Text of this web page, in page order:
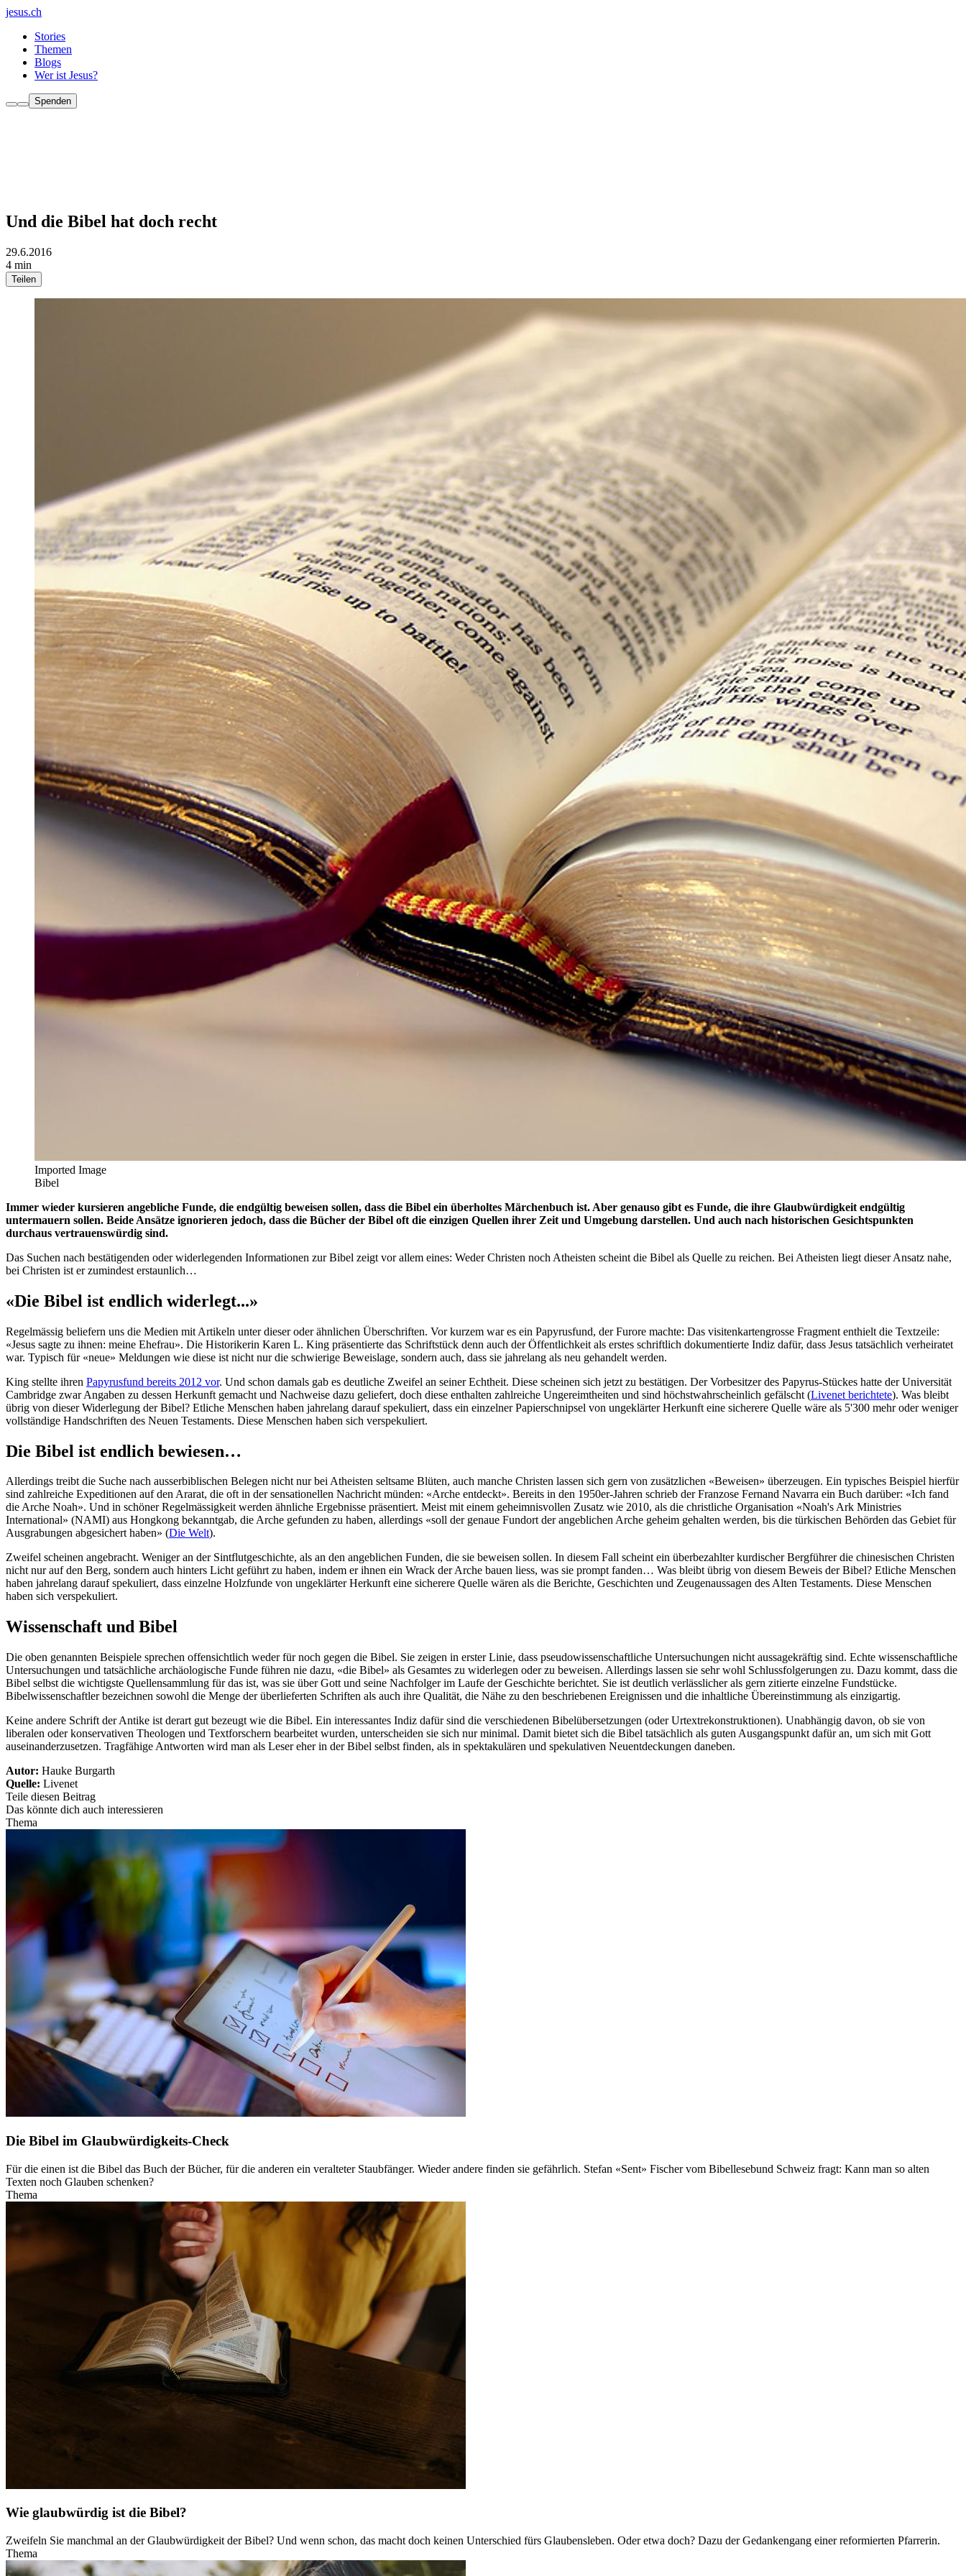
jesus.ch
Stories
Themen
Blogs
Wer ist Jesus?
Spenden
Und die Bibel hat doch recht
29.6.2016
4 min
Teilen
Imported Image
Bibel
Immer wieder kursieren angebliche Funde, die endgültig beweisen sollen, dass die Bibel ein überholtes Märchenbuch ist. Aber genauso gibt es Funde, die ihre Glaubwürdigkeit endgültig
untermauern sollen. Beide Ansätze ignorieren jedoch, dass die Bücher der Bibel oft die einzigen Quellen ihrer Zeit und Umgebung darstellen. Und auch nach historischen Gesichtspunkten
durchaus vertrauenswürdig sind.
Das Suchen nach bestätigenden oder widerlegenden Informationen zur Bibel zeigt vor allem eines: Weder Christen noch Atheisten scheint die Bibel als Quelle zu reichen. Bei Atheisten liegt dieser Ansatz nahe,
bei Christen ist er zumindest erstaunlich…
«Die Bibel ist endlich widerlegt...»
Regelmässig beliefern uns die Medien mit Artikeln unter dieser oder ähnlichen Überschriften. Vor kurzem war es ein Papyrusfund, der Furore machte: Das visitenkartengrosse Fragment enthielt die Textzeile:
«Jesus sagte zu ihnen: meine Ehefrau». Die Historikerin Karen L. King präsentierte das Schriftstück denn auch der Öffentlichkeit als erstes schriftlich dokumentierte Indiz dafür, dass Jesus tatsächlich verheiratet
war. Typisch für «neue» Meldungen wie diese ist nicht nur die schwierige Beweislage, sondern auch, dass sie jahrelang als neu gehandelt werden.
King stellte ihren Papyrusfund bereits 2012 vor. Und schon damals gab es deutliche Zweifel an seiner Echtheit. Diese scheinen sich jetzt zu bestätigen. Der Vorbesitzer des Papyrus-Stückes hatte der Universität
Cambridge zwar Angaben zu dessen Herkunft gemacht und Nachweise dazu geliefert, doch diese enthalten zahlreiche Ungereimtheiten und sind höchstwahrscheinlich gefälscht (Livenet berichtete). Was bleibt
übrig von dieser Widerlegung der Bibel? Etliche Menschen haben jahrelang darauf spekuliert, dass ein einzelner Papierschnipsel von ungeklärter Herkunft eine sicherere Quelle wäre als 5'300 mehr oder weniger
vollständige Handschriften des Neuen Testaments. Diese Menschen haben sich verspekuliert.
Die Bibel ist endlich bewiesen…
Allerdings treibt die Suche nach ausserbiblischen Belegen nicht nur bei Atheisten seltsame Blüten, auch manche Christen lassen sich gern von zusätzlichen «Beweisen» überzeugen. Ein typisches Beispiel hierfür
sind zahlreiche Expeditionen auf den Ararat, die oft in der sensationellen Nachricht münden: «Arche entdeckt». Bereits in den 1950er-Jahren schrieb der Franzose Fernand Navarra ein Buch darüber: «Ich fand
die Arche Noah». Und in schöner Regelmässigkeit werden ähnliche Ergebnisse präsentiert. Meist mit einem geheimnisvollen Zusatz wie 2010, als die christliche Organisation «Noah's Ark Ministries
International» (NAMI) aus Hongkong bekanntgab, die Arche gefunden zu haben, allerdings «soll der genaue Fundort der angeblichen Arche geheim gehalten werden, bis die türkischen Behörden das Gebiet für
Ausgrabungen abgesichert haben» (Die Welt).
Zweifel scheinen angebracht. Weniger an der Sintflutgeschichte, als an den angeblichen Funden, die sie beweisen sollen. In diesem Fall scheint ein überbezahlter kurdischer Bergführer die chinesischen Christen
nicht nur auf den Berg, sondern auch hinters Licht geführt zu haben, indem er ihnen ein Wrack der Arche bauen liess, was sie prompt fanden… Was bleibt übrig von diesem Beweis der Bibel? Etliche Menschen
haben jahrelang darauf spekuliert, dass einzelne Holzfunde von ungeklärter Herkunft eine sicherere Quelle wären als die Berichte, Geschichten und Zeugenaussagen des Alten Testaments. Diese Menschen
haben sich verspekuliert.
Wissenschaft und Bibel
Die oben genannten Beispiele sprechen offensichtlich weder für noch gegen die Bibel. Sie zeigen in erster Linie, dass pseudowissenschaftliche Untersuchungen nicht aussagekräftig sind. Echte wissenschaftliche
Untersuchungen und tatsächliche archäologische Funde führen nie dazu, «die Bibel» als Gesamtes zu widerlegen oder zu beweisen. Allerdings lassen sie sehr wohl Schlussfolgerungen zu. Dazu kommt, dass die
Bibel selbst die wichtigste Quellensammlung für das ist, was sie über Gott und seine Nachfolger im Laufe der Geschichte berichtet. Sie ist deutlich verlässlicher als gern zitierte einzelne Fundstücke.
Bibelwissenschaftler bezeichnen sowohl die Menge der überlieferten Schriften als auch ihre Qualität, die Nähe zu den beschriebenen Ereignissen und die inhaltliche Übereinstimmung als einzigartig.
Keine andere Schrift der Antike ist derart gut bezeugt wie die Bibel. Ein interessantes Indiz dafür sind die verschiedenen Bibelübersetzungen (oder Urtextrekonstruktionen). Unabhängig davon, ob sie von
liberalen oder konservativen Theologen und Textforschern bearbeitet wurden, unterscheiden sie sich nur minimal. Damit bietet sich die Bibel tatsächlich als guten Ausgangspunkt dafür an, um sich mit Gott
auseinanderzusetzen. Tragfähige Antworten wird man als Leser eher in der Bibel selbst finden, als in spektakulären und spekulativen Neuentdeckungen daneben.
Autor: Hauke Burgarth
Quelle: Livenet
Teile diesen Beitrag
Das könnte dich auch interessieren
Thema
Die Bibel im Glaubwürdigkeits-Check
Für die einen ist die Bibel das Buch der Bücher, für die anderen ein veralteter Staubfänger. Wieder andere finden sie gefährlich. Stefan «Sent» Fischer vom Bibellesebund Schweiz fragt: Kann man so alten
Texten noch Glauben schenken?
Thema
Wie glaubwürdig ist die Bibel?
Zweifeln Sie manchmal an der Glaubwürdigkeit der Bibel? Und wenn schon, das macht doch keinen Unterschied fürs Glaubensleben. Oder etwa doch? Dazu der Gedankengang einer reformierten Pfarrerin.
Thema